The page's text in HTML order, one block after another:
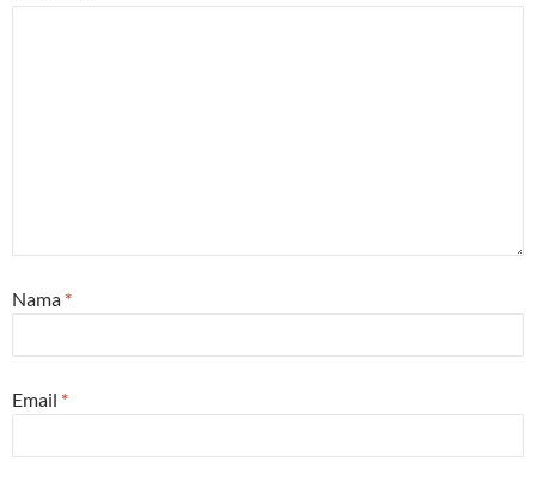
Nama *
Email *